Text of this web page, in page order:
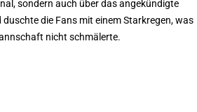
sondern auch über das angekündigte
die Fans mit einem Starkregen, was
nicht schmälerte.